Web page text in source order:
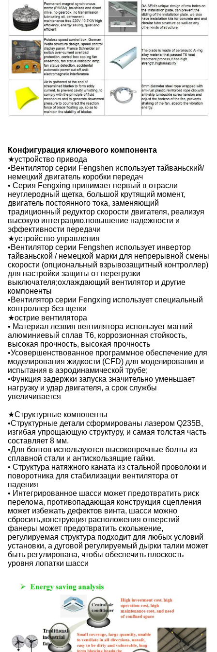
Конфигурация ключевого компонента
★устройство привода
•Вентилятор серии Fengshen использует тайваньский/
немецкий двигатель коробки передач
• Серия Fengxing принимает первый в отрасли
неуглеродный щетка, большой крутящий момент,
двигатель постоянного тока, заменяющий
традиционный редуктор скорости двигателя, реализуя
высокую интеграцию,повышение надежности и
эффективности передачи
★устройство управления
•Вентилятор серии Fengshen использует инвертор
тайваньской / немецкой марки для непрерывной смены
скорости (опциональный взрывозащитный контроллер)
для настройки защиты от перегрузки
выключателя;охлаждающий вентилятор и другие
компоненты
•Вентилятор серии Fengxing использует специальный
контроллер без щетки
★острие вентилятора
• Материал лезвия вентилятора использует магний
алюминиевый сплав Т6, коррозионная стойкость,
высокая прочность, высокая прочность
•Усовершенствованное программное обеспечение для
моделирования жидкости (CFD) для моделирования и
испытания в аэродинамической трубе;
•Функция задержки запуска значительно уменьшает
нагрузку и удар двигателя, а срок службы
увеличивается
★Структурные компоненты
•Структурные детали сформированы лазером Q235B,
изгибая упрощающую структуру, и самая толстая часть
составляет 8 мм.
•Для болтов используются высокопрочные болты из
сплавной стали и антискользящие гайки.
• Структура натяжного каната из стальной проволоки и
поворотника для стабилизации вентилятора от
падения
• Интегрированное шасси может предотвратить риск
перелома, противопадающая конструкция сцепления
может избежать дефектов винта, шасси можно
сбросить,конструкция расположения отверстий
фанеры может предотвратить скольжение,
регулируемая структура подходит для любых условий
установки, а дуговой регулируемый дырки талии может
быть регулирована, чтобы обеспечить плоскость
уровня лопатки шасси